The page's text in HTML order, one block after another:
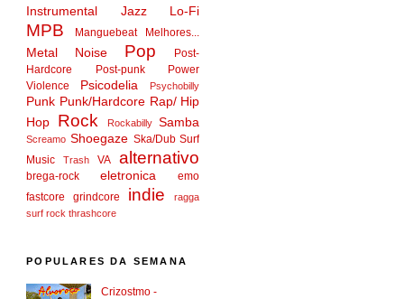
Instrumental Jazz Lo-Fi
MPB Manguebeat Melhores...
Metal Noise Pop
Post-
Hardcore
Post-punk
Power
Violence
Psicodelia Psychobilly
Punk Punk/Hardcore Rap/ Hip
Hop
Rock Rockabilly Samba
Screamo Shoegaze Ska/Dub Surf
Music
Trash VA alternativo
brega-rock eletronica
emo
fastcore
grindcore indie
ragga
surf rock thrashcore
POPULARES DA SEMANA
Crizostmo -